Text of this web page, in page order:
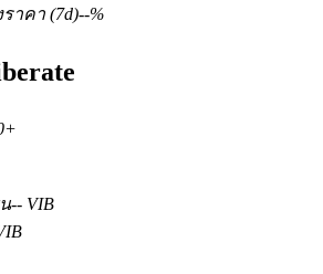
อเร็กซ์ โลหะมีค่า และสินค้าโภคภัณฑ์
ราคา (7d)--%
-- VIB